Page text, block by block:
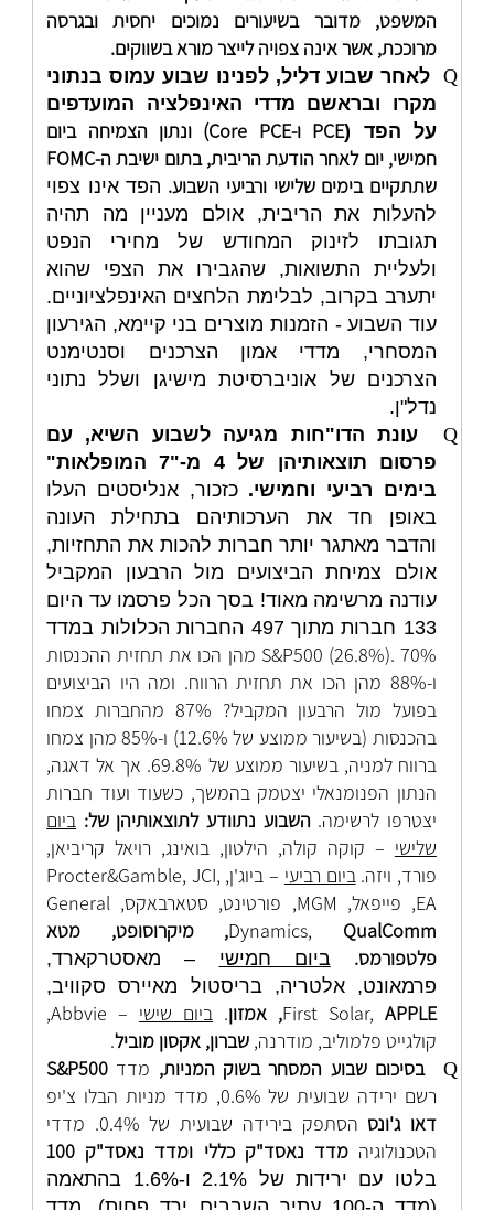
המשפט, מדובר בשיעורים נמוכים יחסית ובגרסה
מרוככת, אשר אינה צפויה לייצר מורא בשווקים.
Q
לאחר שבוע דליל, לפנינו שבוע עמוס בנתוני
מקרו ובראשם מדדי האינפלציה המועדפים
על הפד (PCE ו-Core PCE) ונתון הצמיחה ביום
חמישי, יום לאחר הודעת הריבית, בתום ישיבת ה-FOMC
שתתקיים בימים שלישי ורביעי השבוע. הפד אינו צפוי
להעלות את הריבית, אולם מעניין מה תהיה
תגובתו לזינוק המחודש של מחירי הנפט
ולעליית התשואות, שהגבירו את הצפי שהוא
יתערב בקרוב, לבלימת הלחצים האינפלציוניים.
עוד השבוע - הזמנות מוצרים בני קיימא, הגירעון
המסחרי, מדדי אמון הצרכנים וסנטימנט
הצרכנים של אוניברסיטת מישיגן ושלל נתוני
נדל"ן.
Q
עונת הדו"חות מגיעה לשבוע השיא, עם
פרסום תוצאותיהן של 4 מ-"7 המופלאות"
בימים רביעי וחמישי.כזכור, אנליסטים העלו
באופן חד את הערכותיהם בתחילת העונה
והדבר מאתגר יותר חברות להכות את התחזיות,
אולם צמיחת הביצועים מול הרבעון המקביל
עודנה מרשימה מאוד! בסך הכל פרסמו עד היום
133 חברות מתוך 497 החברות הכלולות במדד
S&P500 (26.8%). 70% מהן הכו את תחזית ההכנסות
ו-88% מהן הכו את תחזית הרווח. ומה היו הביצועים
בפועל מול הרבעון המקביל? 87% מהחברות צמחו
בהכנסות (בשיעור ממוצע של 12.6%) ו-85% מהן צמחו
ברווח למניה, בשיעור ממוצע של 69.8%. אך אל דאגה,
הנתון הפנומנאלי יצטמק בהמשך, כשעוד ועוד חברות
יצטרפו לרשימה. השבוע נתוודע לתוצאותיהן של: ביום
שלישי – קוקה קולה, הילטון, בואינג, רויאל קריביאן,
פורד, ויזה.ביום רביעי
– ביוג'ן, Procter&Gamble, JCI,
EA, פייפאל, MGM, פורטינט, סטארבאקס, General
Dynamics, QualComm
, מיקרוסופט, מטא
פלטפורמס.
ביום חמישי – מאסטרקארד,
פרמאונט, אלטריה, בריסטול מאיירס סקוויב,
First Solar, APPLE
, אמזון. ביום שישי
– Abbvie,
קולגייט פלמוליב, מודרנה,שברון, אקסון מוביל.
Q בסיכום שבוע המסחר בשוק המניות, מדד S&P500
רשם ירידה שבועית של 0.6%, מדד מניות הבלו צ'יפ
דאו ג'ונס
הסתפק בירידה שבועית של 0.4%. מדדי
הטכנולוגיה מדד נאסד"ק כללי ומדד נאסד"ק 100
בלטו עם ירידות של 2.1% ו-1.6% בהתאמה